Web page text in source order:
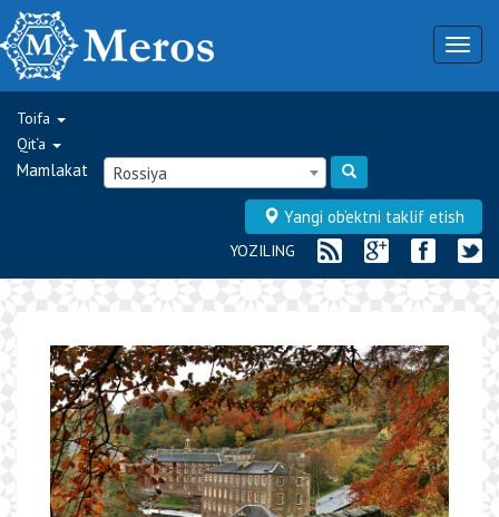
Toifa
Qit‘a
Mamlakat Rossiya
Yangi ob‘ektni taklif etish
YOZILING